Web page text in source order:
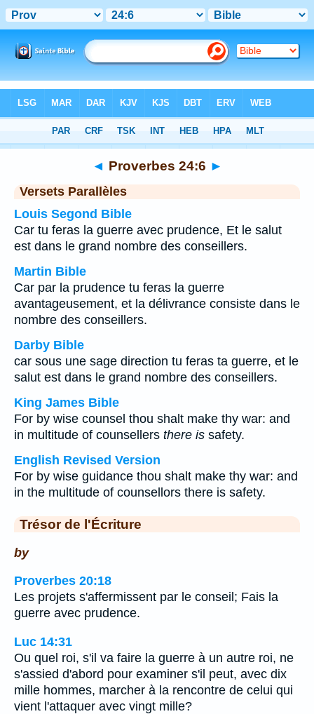
Chapitre 24 > Verset 6
◄ Proverbes 24:6 ►
Versets Parallèles
Louis Segond Bible
Car tu feras la guerre avec prudence, Et le salut
est dans le grand nombre des conseillers.
Martin Bible
Car par la prudence tu feras la guerre
avantageusement, et la délivrance consiste dans le
nombre des conseillers.
Darby Bible
car sous une sage direction tu feras ta guerre, et le
salut est dans le grand nombre des conseillers.
King James Bible
For by wise counsel thou shalt make thy war: and
in multitude of counsellers there is safety.
English Revised Version
For by wise guidance thou shalt make thy war: and
in the multitude of counsellors there is safety.
Trésor de l'Écriture
by
Proverbes 20:18
Les projets s'affermissent par le conseil; Fais la
guerre avec prudence.
Luc 14:31
Ou quel roi, s'il va faire la guerre à un autre roi, ne
s'assied d'abord pour examiner s'il peut, avec dix
mille hommes, marcher à la rencontre de celui qui
vient l'attaquer avec vingt mille?